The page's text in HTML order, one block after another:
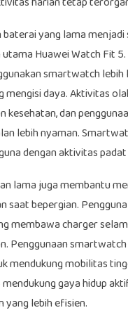
yang lama menjadi
Huawei Watch Fit
smartwatch lebih
mengisi daya. Aktivitas
kesehatan, dan
lebih nyaman.
dengan aktivitas
lama juga membantu
saat bepergian.
membawa charger
Penggunaan
mendukung mobilitas
gaya hidup
yang lebih efisien.